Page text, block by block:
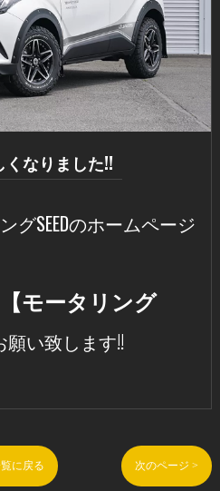
なりました!!
グSEEDのホームページ
【モータリング
願い致します!!
に戻る 次のページ >